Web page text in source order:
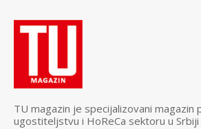
TU magazin je specijalizovani magazin
ugostiteljstvu i HoReCa sektoru u Srbiji